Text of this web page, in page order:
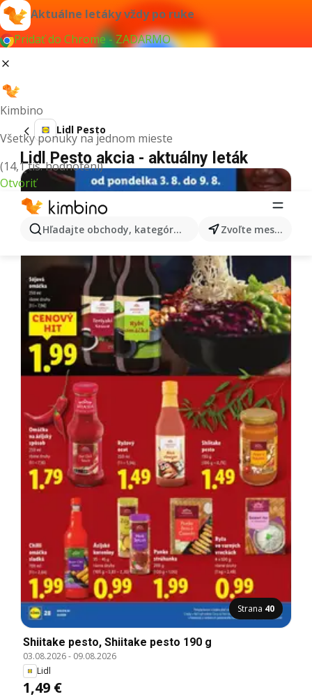
Aktuálne letáky vždy po ruke
Pridať do Chrome - ZADARMO
Kimbino
Všetky ponuky na jednom mieste
(14,1 tis. hodnotení)
Otvoriť
Hľadajte obchody, kategórie, produkty... Zvoľte mesto
Lidl Pesto
Lidl Pesto akcia - aktuálny leták
Strana 40
Shiitake pesto, Shiitake pesto 190 g
03.08.2026- 09.08.2026
Lidl
1,49 €